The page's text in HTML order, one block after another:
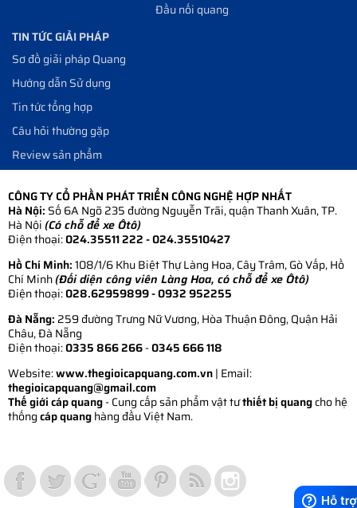
Đầu nối quang
TIN TỨC GIẢI PHÁP
Sơ đồ giải pháp Quang
Hướng dẫn Sử dụng
Tin tức tổng hợp
Câu hỏi thường gặp
Review sản phẩm
CÔNG TY CỔ PHẦN PHÁT TRIỂN CÔNG NGHỆ HỢP NHẤT
Hà Nội: Số 6A Ngõ 235 đường Nguyễn Trãi, quận Thanh Xuân, TP.
Hà Nội(Có chỗ để xe Ôtô)
Điện thoại:024.35511 222 - 024.35510427
Hồ Chí Minh:108/1/6 Khu Biệt Thự Làng Hoa, Cây Trâm, Gò Vấp, Hồ
Chí Minh(Đối diện công viên Làng Hoa, có chỗ để xe Ôtô)
Điện thoại:028.62959899- 0932 952255
Đà Nẵng: 259 đường Trưng Nữ Vương, Hòa Thuận Đông, Quận Hải
Châu, Đà Nẵng
Điện thoại:0335 866 266-0345 666 118
Website:www.thegioicapquang.com.vn| Email:
thegioicapquang@gmail.com
Thế giới cáp quang- Cung cấp sản phẩm vật tưthiết bị quangcho hệ
thốngcáp quanghàng đầu Việt Nam.